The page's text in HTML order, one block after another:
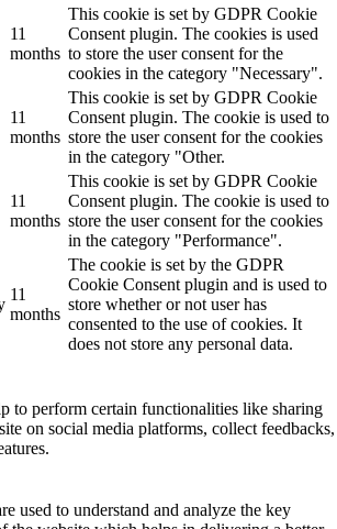
11
months
This cookie is set by GDPR Cookie
Consent plugin. The cookies is used
to store the user consent for the
cookies in the category "Necessary".
11
months
This cookie is set by GDPR Cookie
Consent plugin. The cookie is used to
store the user consent for the cookies
in the category "Other.
11
months
This cookie is set by GDPR Cookie
Consent plugin. The cookie is used to
store the user consent for the cookies
in the category "Performance".
11
months
The cookie is set by the GDPR
Cookie Consent plugin and is used to
store whether or not user has
consented to the use of cookies. It
does not store any personal data.
to perform certain functionalities like sharing
on social media platforms, collect feedbacks,
used to understand and analyze the key